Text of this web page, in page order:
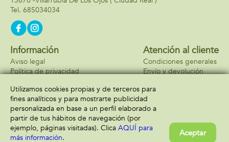
685034034
Información
Aviso legal
Política de privacidad
Atención al cliente
Condiciones generales
Envío y devolución
Formas de pago
Utilizamos cookies propias y de terceros para
fines analíticos y para mostrarte publicidad
personalizada en base a un perfil elaborado a
partir de tus hábitos de navegación (por
ejemplo, páginas visitadas). Clica AQUÍ para
más información. Aceptar